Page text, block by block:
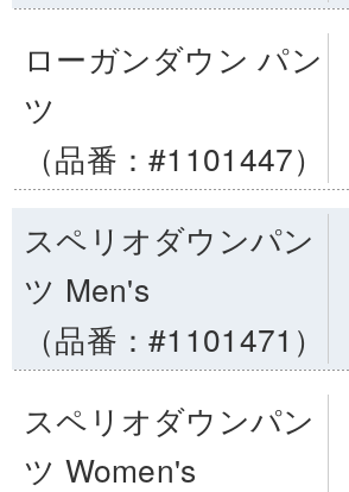
ローガンダウン パン
ツ
（品番：#1101447）
スペリオダウンパン
ツ Men's
（品番：#1101471）
スペリオダウンパン
ツ Women's